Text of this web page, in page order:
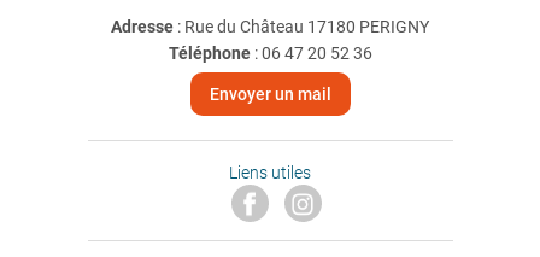
Adresse : Rue du Château 17180 PERIGNY
Téléphone:06 47 20 52 36
Envoyer un mail
Liens utiles